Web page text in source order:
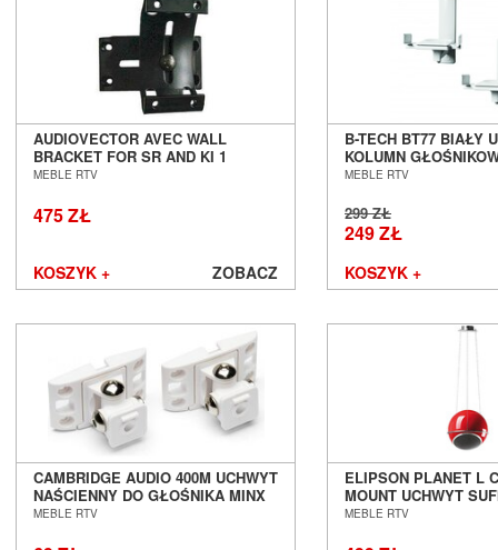
AUDIOVECTOR AVEC WALL
BRACKET FOR SR AND KI 1
UCHWYT ŚCIENNY SALON
MEBLE RTV
475 ZŁ
KOSZYK + ZOBACZ
B-TECH BT77 BIAŁY
KOLUMN
POZNAŃ WROCŁAW
MEBLE RTV
299 ZŁ
249 ZŁ
KOSZYK +
CAMBRIDGE AUDIO 400M UCHWYT
NAŚCIENNY DO GŁOŚNIKA MINX
12 SALON POZNAŃ WROCŁAW
MEBLE RTV
ELIPSON PLANET L
MOUNT UCHWYT
SALON POZNAŃ
MEBLE RTV